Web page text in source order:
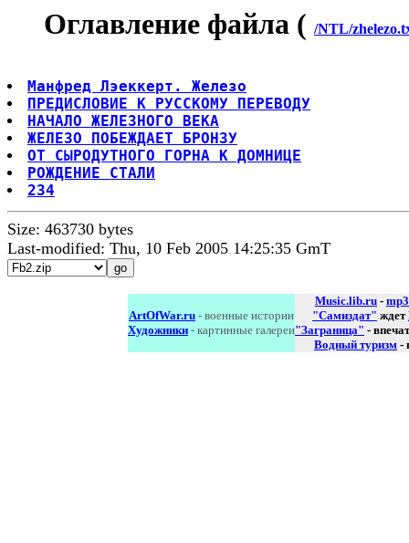
Оглавление файла ( /NTL/
Манфред Лэеккерт. Железо
ПРЕДИСЛОВИЕ К РУССКОМУ ПЕРЕВОДУ
НАЧАЛО ЖЕЛЕЗНОГО ВЕКА
ЖЕЛЕЗО ПОБЕЖДАЕТ БРОНЗУ
ОТ СЫРОДУТНОГО ГОРНА К ДОМНИЦЕ
РОЖДЕНИЕ СТАЛИ
234
Size: 463730 bytes
Last-modified: Thu, 10 Feb 2005 14:25:35 GmT
ArtOfWar.ru - военные истории
Художники - картинные галереи
Music.lib.ru - mp3
"Самиздат" ждет
"Заграница" -
Водный туризм -